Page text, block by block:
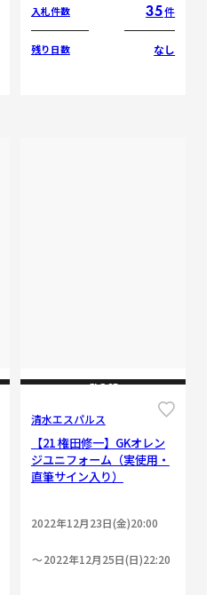
入札件数 35件
残り日数 なし
CLOSE
清水エスパルス
【21 権田修一】GKオレン
ジユニフォーム（実使用・
直筆サイン入り）
2022年12月23日(金)20:00
2022年12月25日(日)22:20